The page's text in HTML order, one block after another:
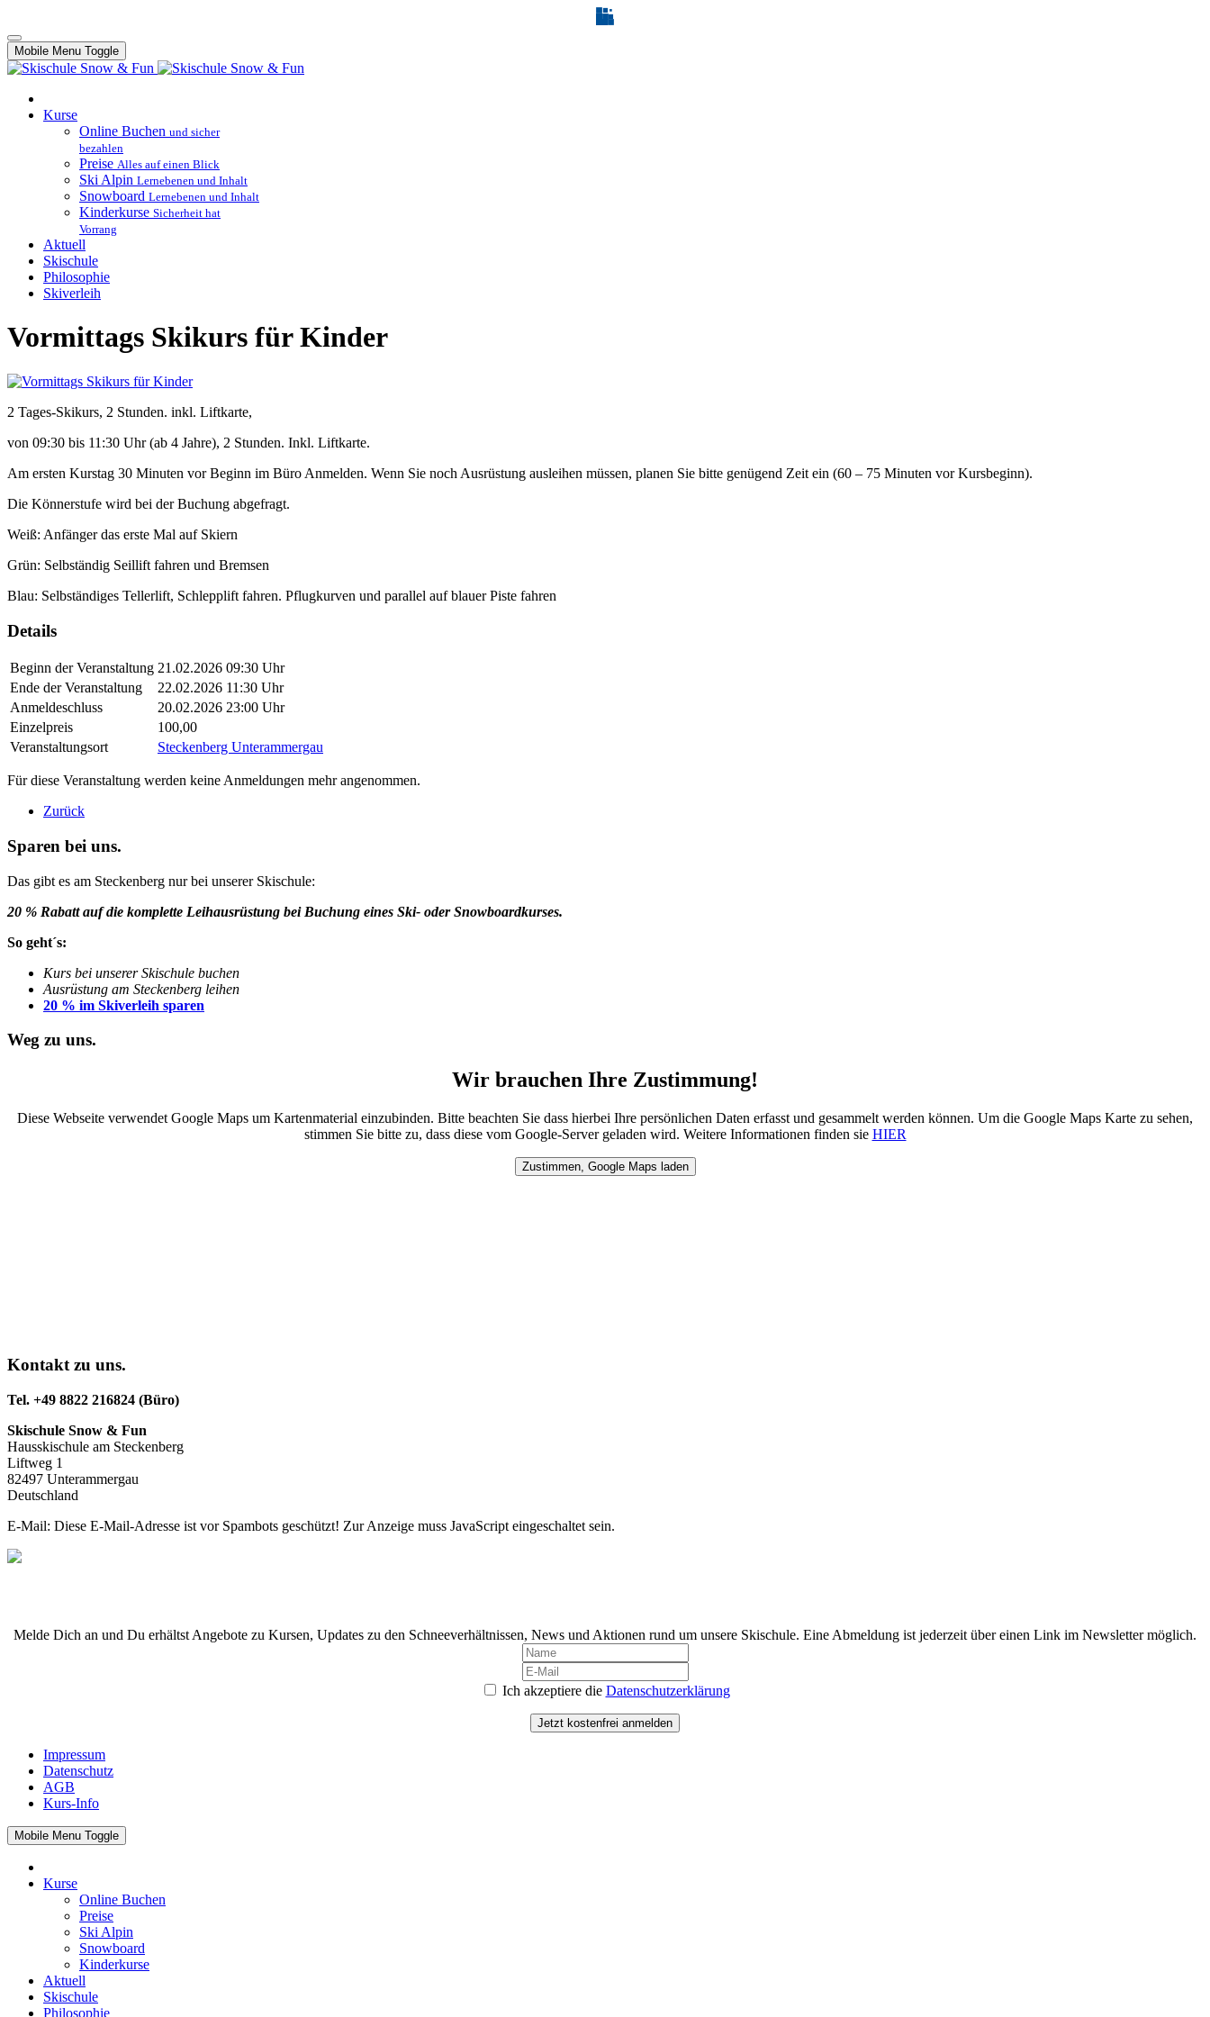
Mobile Menu Toggle
Kurse
Online Buchen und sicher
bezahlen
Preise Alles auf einen Blick
Ski Alpin Lernebenen und Inhalt
Snowboard Lernebenen und Inhalt
Kinderkurse Sicherheit hat
Vorrang
Aktuell
Skischule
Philosophie
Skiverleih
Vormittags Skikurs für Kinder
2 Tages-Skikurs, 2 Stunden. inkl. Liftkarte,
von 09:30 bis 11:30 Uhr (ab 4 Jahre), 2 Stunden. Inkl. Liftkarte.
Am ersten Kurstag 30 Minuten vor Beginn im Büro Anmelden. Wenn Sie noch Ausrüstung ausleihen müssen, planen Sie bitte genügend Zeit ein (60 – 75 Minuten vor Kursbeginn).
Die Könnerstufe wird bei der Buchung abgefragt.
Weiß: Anfänger das erste Mal auf Skiern
Grün: Selbständig Seillift fahren und Bremsen
Blau: Selbständiges Tellerlift, Schlepplift fahren. Pflugkurven und parallel auf blauer Piste fahren
Details
Beginn der Veranstaltung 21.02.2026 09:30 Uhr
Ende der Veranstaltung
22.02.2026 11:30 Uhr
Anmeldeschluss
20.02.2026 23:00 Uhr
Einzelpreis
100,00
Veranstaltungsort
Steckenberg Unterammergau
Für diese Veranstaltung werden keine Anmeldungen mehr angenommen.
Zurück
Sparen bei uns.
Das gibt es am Steckenberg nur bei unserer Skischule:
20 % Rabatt auf die komplette Leihausrüstung bei Buchung eines Ski- oder Snowboardkurses.
So geht´s:
Kurs bei unserer Skischule buchen
Ausrüstung am Steckenberg leihen
20 % im Skiverleih sparen
Weg zu uns.
Wir brauchen Ihre Zustimmung!
Diese Webseite verwendet Google Maps um Kartenmaterial einzubinden. Bitte beachten Sie dass hierbei Ihre persönlichen Daten erfasst und gesammelt werden können. Um die Google Maps Karte zu sehen,
stimmen Sie bitte zu, dass diese vom Google-Server geladen wird. Weitere Informationen finden sie HIER
Kontakt zu uns.
Tel. +49 8822 216824 (Büro)
Skischule Snow & Fun
Hausskischule am Steckenberg
Liftweg 1
82497 Unterammergau
Deutschland
E-Mail: Diese E-Mail-Adresse ist vor Spambots geschützt! Zur Anzeige muss JavaScript eingeschaltet sein.
Melde Dich an und Du erhältst Angebote zu Kursen, Updates zu den Schneeverhältnissen, News und Aktionen rund um unsere Skischule. Eine Abmeldung ist jederzeit über einen Link im Newsletter möglich.
Ich akzeptiere die Datenschutzerklärung
Jetzt kostenfrei anmelden
Impressum
Datenschutz
AGB
Kurs-Info
Mobile Menu Toggle
Kurse
Online Buchen
Preise
Ski Alpin
Snowboard
Kinderkurse
Aktuell
Skischule
Philosophie